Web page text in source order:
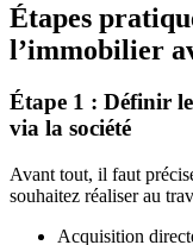
Étapes
l’immobilier
Étape 1 : Définir
via la société
Avant tout, il faut
souhaitez réaliser au
Acquisition